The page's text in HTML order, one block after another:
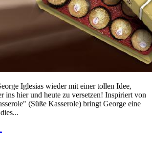
Iglesias wieder mit einer tollen Idee,
ins hier und heute zu versetzen! Inspiriert von
(Süße Kasserole) bringt George eine